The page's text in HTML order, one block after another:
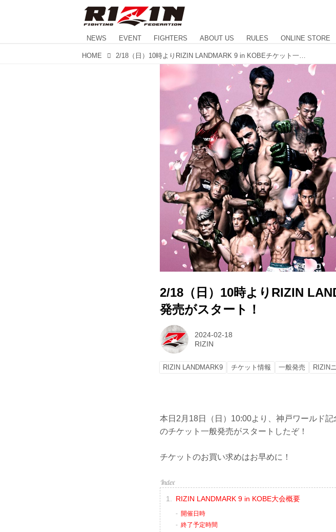
NEWS EVENT FIGHTERS ABOUT US RULES ONLINE STORE
HOME
2/18（日）10時よりRIZIN
発売がスタート！
2024-02-18
RIZIN
RIZIN LANDMARK9 チケット情報 一般発売 RIZIN
本日2月18日（日）10:00より、神戸ワールド
のチケット一般発売がスタートしたぞ！
チケットのお買い求めはお早めに！
RIZIN LANDMARK 9 in KOBE大会概要
開催日時
終了予定時間